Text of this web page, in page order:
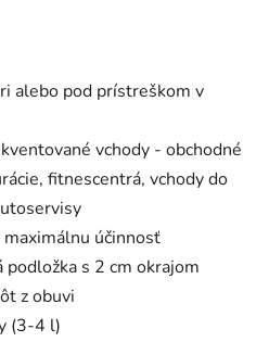
alebo pod prístreškom v
vchody - obchodné
fitnescentrá, vchody do
účinnosť
s 2 cm okrajom
z obuvi
(3-4 l)